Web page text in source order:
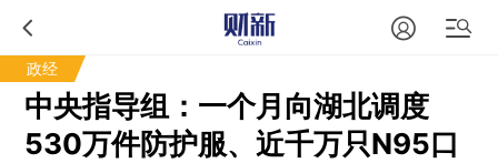
政经
中央指导组：一个月向湖北调度
530万件防护服、近千万只N95口